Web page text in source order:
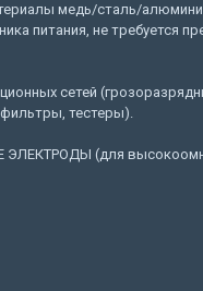
медь/сталь/
питания, не требуется
сетей
тестеры).
(для